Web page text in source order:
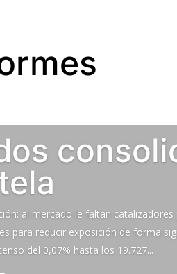
al mercado le faltan catalizadores
para reducir exposición de forma
del 0,07% hasta los 19.727...